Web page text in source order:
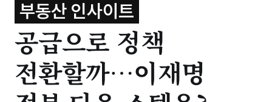
부동산 인사이트
공급으로 정책
전환할까…이재명